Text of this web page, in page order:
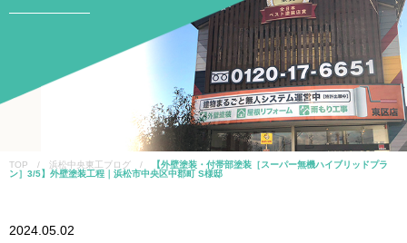
TOP / 浜松中央東工ブログ /
【外壁塗装・付帯部塗装［スーパー無機ハイブリッドプラ
ン］3/5】外壁塗装工程｜浜松市中央区中郡町 S様邸
2024.05.02